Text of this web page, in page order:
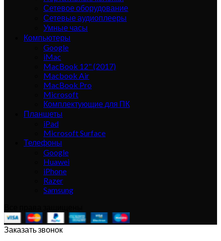
Сетевое оборудование
Сетевые аудиоплееры
Умные часы
Компьютеры
Google
iMac
MacBook 12" (2017)
Macbook Air
MacBook Pro
Microsoft
Комплектующие для ПК
Планшеты
iPad
Microsoft Surface
Телефоны
Google
Huawei
iPhone
Razer
Samsung
Заказать звонок